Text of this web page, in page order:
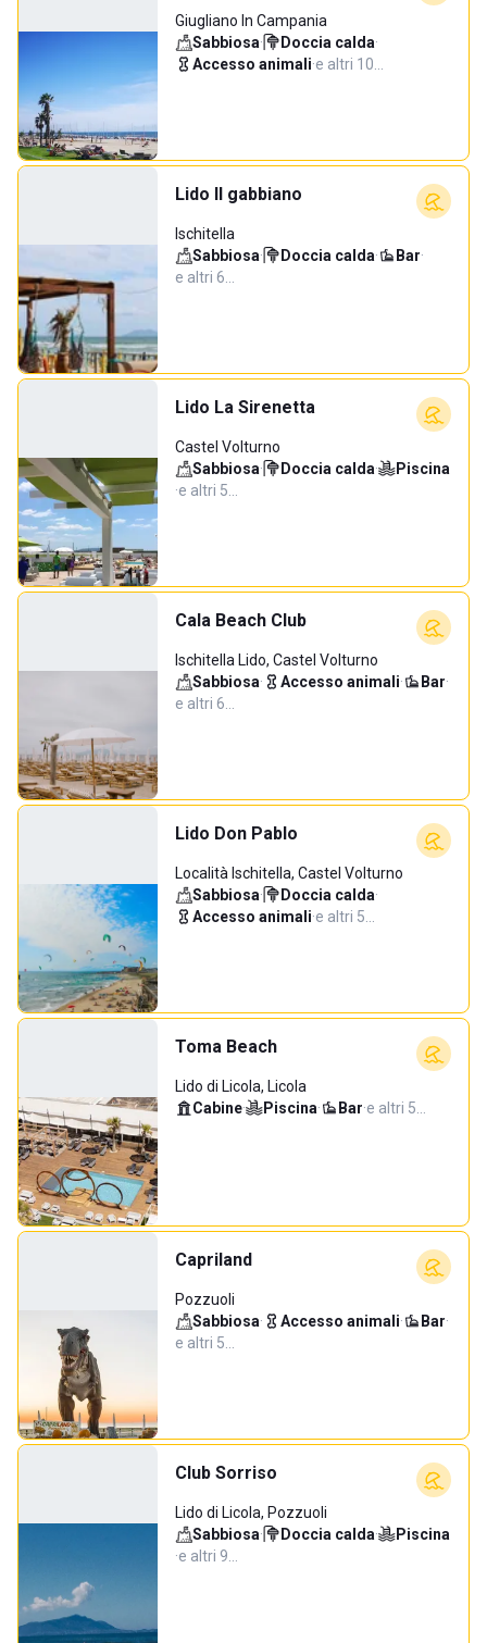
Giugliano In Campania
Sabbiosa· Doccia calda·
Accesso animali·e altri 10…
Lido Il gabbiano
Ischitella
Sabbiosa· Doccia calda· Bar·
e altri 6…
Lido La Sirenetta
Castel Volturno
Sabbiosa· Doccia calda·
Piscina
·e altri 5…
Cala Beach Club
Ischitella Lido, Castel Volturno
Sabbiosa· Accesso animali· Bar·
e altri 6…
Lido Don Pablo
Località Ischitella, Castel Volturno
Sabbiosa· Doccia calda·
Accesso animali·e altri 5…
Toma Beach
Lido di Licola, Licola
Cabine· Piscina· Bar·e altri 5…
Capriland
Pozzuoli
Sabbiosa· Accesso animali· Bar·
e altri 5…
Club Sorriso
Lido di Licola, Pozzuoli
Sabbiosa· Doccia calda·
Piscina
·e altri 9…